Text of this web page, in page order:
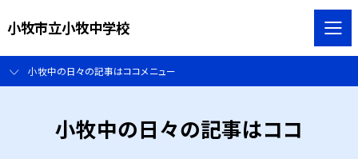
小牧市立小牧中学校
小牧中の日々の記事はココメニュー
小牧中の日々の記事はココ